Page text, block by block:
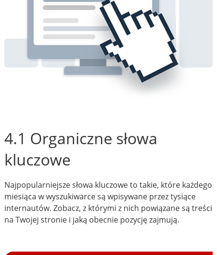
4.1 Organiczne słowa
kluczowe
Najpopularniejsze słowa kluczowe to takie, które każdego
miesiąca w wyszukiwarce są wpisywane przez tysiące
internautów. Zobacz, z którymi z nich powiązane są treści
na Twojej stronie i jaką obecnie pozycję zajmują.